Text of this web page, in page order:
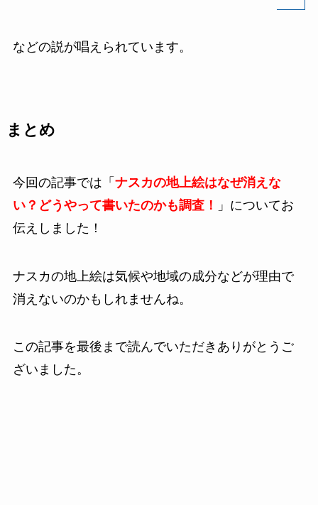
などの説が唱えられています。
まとめ
今回の記事では「 ナスカの地上絵はなぜ消えな
い？どうやって書いたのかも調査！
」についてお
伝えしました！
ナスカの地上絵は気候や地域の成分などが理由で
消えないのかもしれませんね。
この記事を最後まで読んでいただきありがとうご
ざいました。